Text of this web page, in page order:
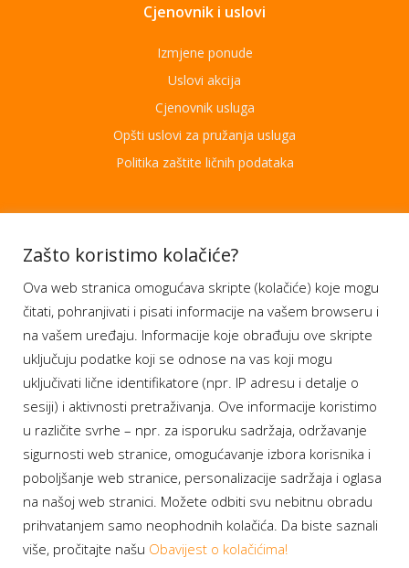
Cjenovnik i uslovi
Izmjene ponude
Uslovi akcija
Cjenovnik usluga
Opšti uslovi za pružanja usluga
Politika zaštite ličnih podataka
Aplikacije
Moj BH Telecom
Dostupnost usluga
Moja webTV
Aukcije BH Telecom
Program lojalnosti
Bonus plus
Prijava za newsletter
Zašto koristimo kolačiće?
Ova web stranica omogućava skripte (kolačiće) koje mogu
čitati, pohranjivati i pisati informacije na vašem browseru i
na vašem uređaju. Informacije koje obrađuju ove skripte
uključuju podatke koji se odnose na vas koji mogu
uključivati lične identifikatore (npr. IP adresu i detalje o
sesiji) i aktivnosti pretraživanja. Ove informacije koristimo
u različite svrhe – npr. za isporuku sadržaja, održavanje
sigurnosti web stranice, omogućavanje izbora korisnika i
poboljšanje web stranice, personalizacije sadržaja i oglasa
na našoj web stranici. Možete odbiti svu nebitnu obradu
prihvatanjem samo neophodnih kolačića. Da biste saznali
više, pročitajte našu Obavijest o kolačićima!